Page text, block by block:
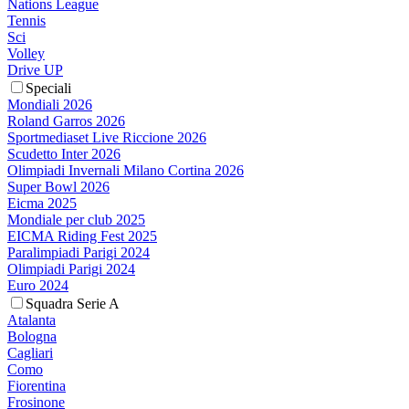
Nations League
Tennis
Sci
Volley
Drive UP
Speciali
Mondiali 2026
Roland Garros 2026
Sportmediaset Live Riccione 2026
Scudetto Inter 2026
Olimpiadi Invernali Milano Cortina 2026
Super Bowl 2026
Eicma 2025
Mondiale per club 2025
EICMA Riding Fest 2025
Paralimpiadi Parigi 2024
Olimpiadi Parigi 2024
Euro 2024
Squadra Serie A
Atalanta
Bologna
Cagliari
Como
Fiorentina
Frosinone